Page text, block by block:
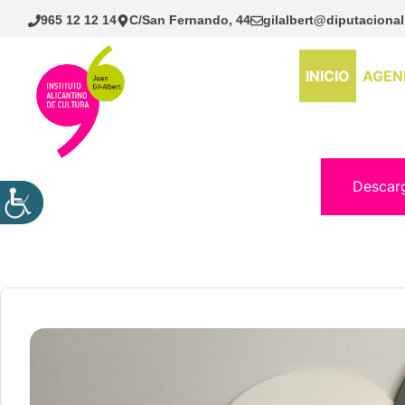
Saltar
965 12 12 14 C/San Fernando, 44
INICIO